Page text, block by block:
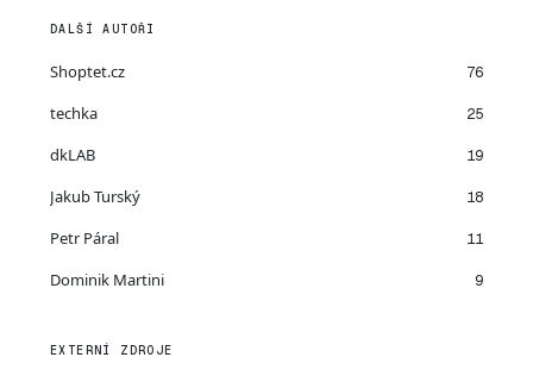
DALŠÍ AUTOŘI
Shoptet.cz 76
techka 25
dkLAB 19
Jakub Turský 18
Petr Páral 11
Dominik Martini 9
EXTERNÍ ZDROJE